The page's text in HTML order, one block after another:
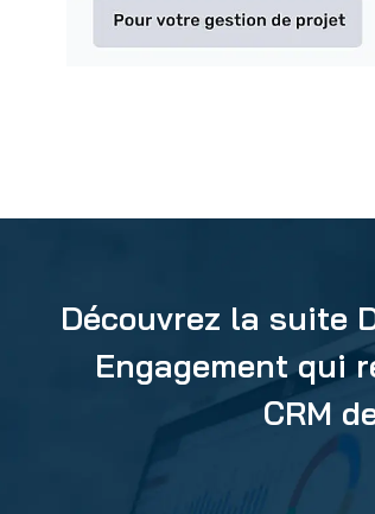
Découvrez la suite
Engagement qui
CRM